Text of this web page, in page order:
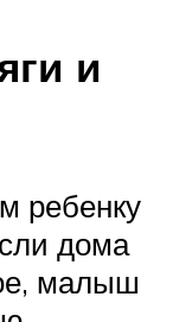
и
ребенку
дома
малыш